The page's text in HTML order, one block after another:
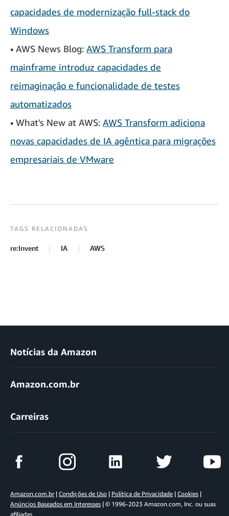
capacidades de modernização full-stack do
Windows
• AWS News Blog: AWS Transform para
mainframe introduz capacidades de
reimaginação e funcionalidade de testes
automatizados
• What's New at AWS: AWS Transform adiciona
novas capacidades de IA agêntica para migrações
empresariais de VMware
TAGS RELACIONADAS
re:Invent IA AWS
Notícias da Amazon
Amazon.com.br
Carreiras
Amazon.com.br| Condições de Uso | Política de Privacidade | Cookies |
Anúncios Baseados em Interesses | © 1996-2023 Amazon.com, Inc. ou suas
afiliadas